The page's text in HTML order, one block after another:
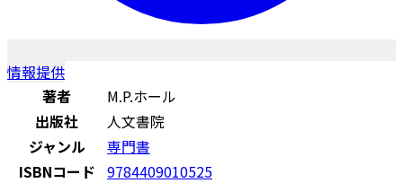
情報提供
著者
M.P.ホール
出版社
人文書院
ジャンル
専門書
ISBNコード 9784409010525